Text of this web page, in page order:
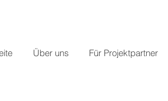
Über uns Für Projektpartner